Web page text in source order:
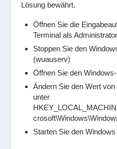
Lösung bewährt.
Öffnen Sie die
Terminal als Administrator
Stoppen Sie den
(wuauserv)
Öffnen Sie den
Ändern Sie den Wert von
unter
Starten Sie den